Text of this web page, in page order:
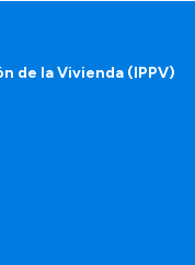
de la Vivienda (IPPV)